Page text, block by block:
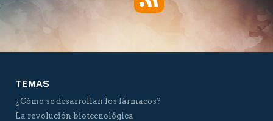
TEMAS
¿Cómo se desarrollan los fármacos?
La revolución biotecnológica